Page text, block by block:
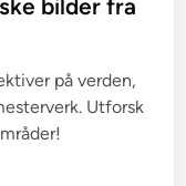
bilder fra
på verden,
Utforsk